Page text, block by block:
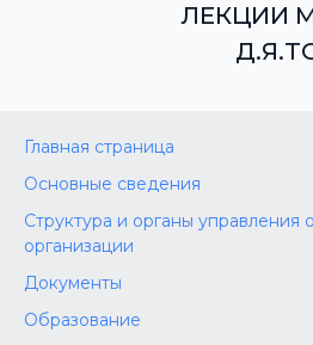
ЛЕКЦИИ
Главная страница
Основные сведения
Структура и органы управления
организации
Документы
Образование